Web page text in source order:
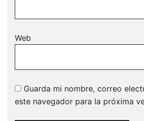
Web
Guarda mi nombre, correo
este navegador para la próxima